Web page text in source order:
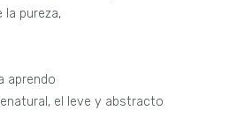
la pureza,
aprendo
el leve y abstracto